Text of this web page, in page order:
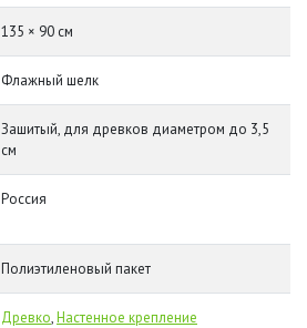
135 × 90 см
Флажный шелк
Зашитый, для древков диаметром до 3,5
см
Россия
Полиэтиленовый пакет
Древко,Настенное крепление